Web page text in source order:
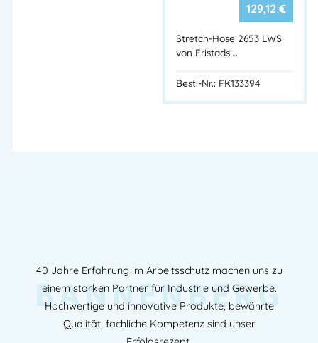
129,12 €
Stretch-Hose 2653 LWS
von Fristads:…
Best.-Nr.: FK133394
40 Jahre Erfahrung im Arbeitsschutz machen uns zu
einem starken Partner für Industrie und Gewerbe.
Hochwertige und innovative Produkte, bewährte
Qualität, fachliche Kompetenz sind unser
BANNENBERG